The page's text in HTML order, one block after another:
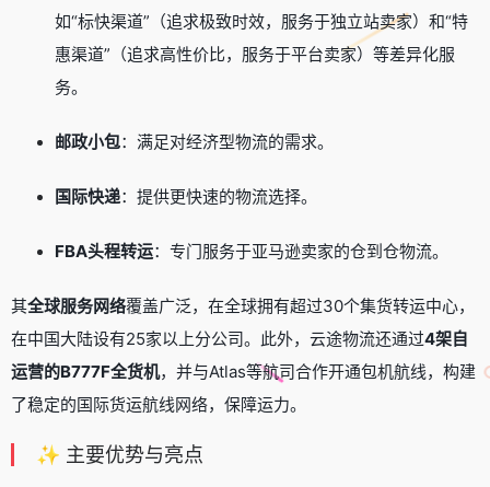
如“标快渠道”（追求极致时效，服务于独立站卖家）和“特
惠渠道”（追求高性价比，服务于平台卖家）等差异化服
务。
邮政小包：满足对经济型物流的需求。
国际快递：提供更快速的物流选择。
FBA头程转运：专门服务于亚马逊卖家的仓到仓物流。
其全球服务网络覆盖广泛，在全球拥有超过30个集货转运中心，
在中国大陆设有25家以上分公司。此外，云途物流还通过4架自
运营的B777F全货机，并与Atlas等航司合作开通包机航线，构建
了稳定的国际货运航线网络，保障运力。
✨ 主要优势与亮点